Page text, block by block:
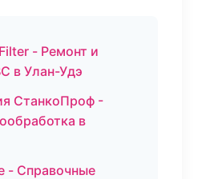
- Ремонт и
в Улан-Удэ
СтанкоПроф -
в
- Справочные